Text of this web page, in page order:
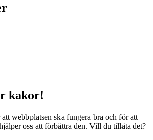
kakor!
webbplatsen ska fungera bra och för att
oss att förbättra den. Vill du tillåta det?